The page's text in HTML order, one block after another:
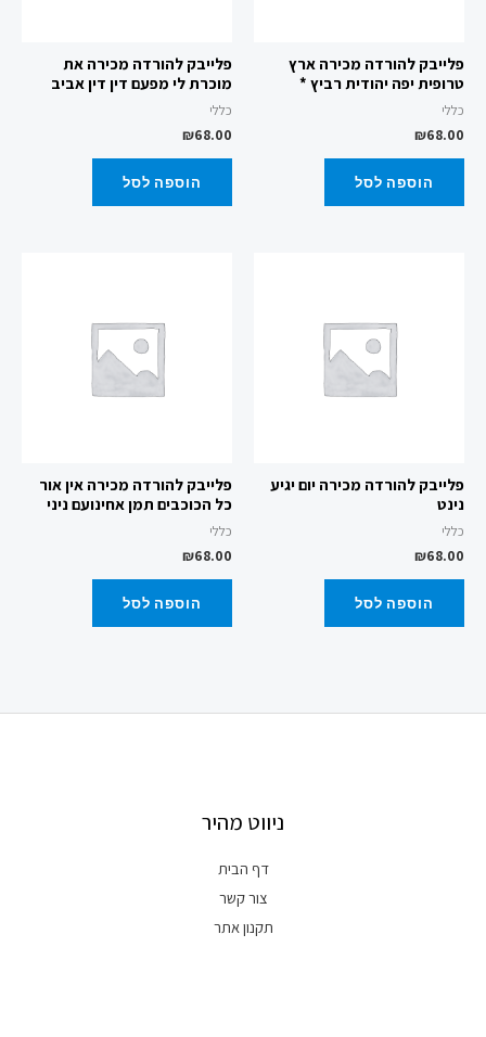
פלייבק להורדה מכירה ארץ
טרופית יפה יהודית רביץ *
כללי
₪68.00
הוספה לסל
פלייבק להורדה מכירה את
מוכרת לי מפעם דין דין אביב
כללי
₪68.00
הוספה לסל
פלייבק להורדה מכירה יום יגיע
נינט
כללי
₪68.00
הוספה לסל
פלייבק להורדה מכירה אין אור
כל הכוכבים תמן אחינועם ניני
כללי
₪68.00
הוספה לסל
ניווט מהיר
דף הבית
צור קשר
תקנון אתר